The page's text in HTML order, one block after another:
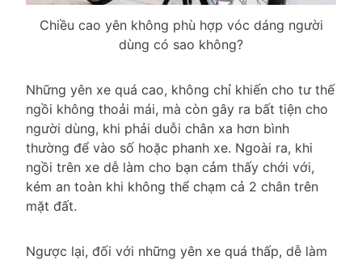
Chiều cao yên không phù hợp vóc dáng người
dùng có sao không?
Những yên xe quá cao, không chỉ khiến cho tư thế
ngồi không thoải mái, mà còn gây ra bất tiện cho
người dùng, khi phải duỗi chân xa hơn bình
thường để vào số hoặc phanh xe. Ngoài ra, khi
ngồi trên xe dễ làm cho bạn cảm thấy chới với,
kém an toàn khi không thể chạm cả 2 chân trên
mặt đất.
Ngược lại, đối với những yên xe quá thấp, dễ làm